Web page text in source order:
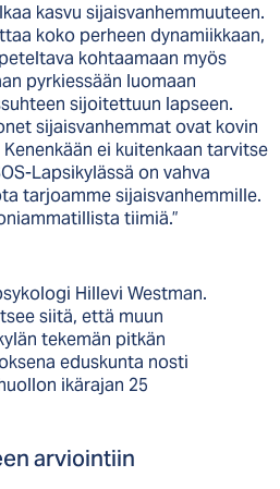
kasvu sijaisvanhemmuuteen.
koko perheen dynamiikkaan,
kohtaamaan myös
pyrkiessään luomaan
sijoitettuun lapseen.
sijaisvanhemmat ovat kovin
ei kuitenkaan tarvitse
Lapsikylässä on vahva
tarjoamme sijaisvanhemmille.
tiimiä.”
siitä, että muun
tekemän pitkän
eduskunta nosti
ikärajan 25
ar­vioin­tiin